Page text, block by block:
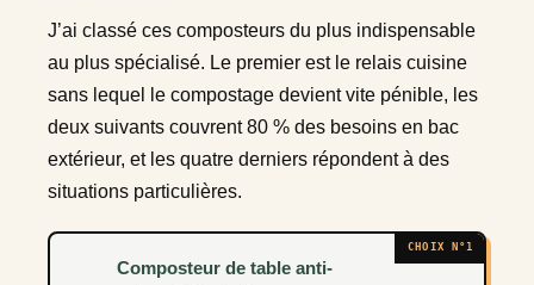
J’ai classé ces composteurs du plus indispensable
au plus spécialisé. Le premier est le relais cuisine
sans lequel le compostage devient vite pénible, les
deux suivants couvrent 80 % des besoins en bac
extérieur, et les quatre derniers répondent à des
situations particulières.
CHOIX N°1
Composteur de table anti-